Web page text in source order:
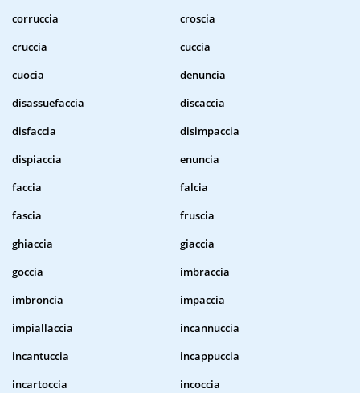
corruccia
croscia
cruccia
cuccia
cuocia
denuncia
disassuefaccia
discaccia
disfaccia
disimpaccia
dispiaccia
enuncia
faccia
falcia
fascia
fruscia
ghiaccia
giaccia
goccia
imbraccia
imbroncia
impaccia
impiallaccia
incannuccia
incantuccia
incappuccia
incartoccia
incoccia